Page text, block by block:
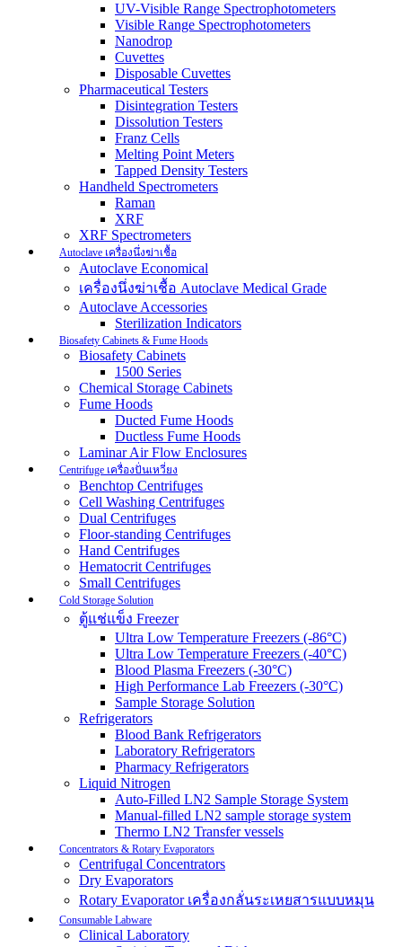
UV-Visible Range Spectrophotometers
Visible Range Spectrophotometers
Nanodrop
Cuvettes
Disposable Cuvettes
Pharmaceutical Testers
Disintegration Testers
Dissolution Testers
Franz Cells
Melting Point Meters
Tapped Density Testers
Handheld Spectrometers
Raman
XRF
XRF Spectrometers
Autoclave เครื่องนึ่งฆ่าเชื้อ
Autoclave Economical
เครื่องนึ่งฆ่าเชื้อ Autoclave Medical Grade
Autoclave Accessories
Sterilization Indicators
Biosafety Cabinets & Fume Hoods
Biosafety Cabinets
1500 Series
Chemical Storage Cabinets
Fume Hoods
Ducted Fume Hoods
Ductless Fume Hoods
Laminar Air Flow Enclosures
Centrifuge เครื่องปั่นเหวี่ยง
Benchtop Centrifuges
Cell Washing Centrifuges
Dual Centrifuges
Floor-standing Centrifuges
Hand Centrifuges
Hematocrit Centrifuges
Small Centrifuges
Cold Storage Solution
ตู้แช่แข็ง Freezer
Ultra Low Temperature Freezers (-86°C)
Ultra Low Temperature Freezers (-40°C)
Blood Plasma Freezers (-30°C)
High Performance Lab Freezers (-30°C)
Sample Storage Solution
Refrigerators
Blood Bank Refrigerators
Laboratory Refrigerators
Pharmacy Refrigerators
Liquid Nitrogen
Auto-Filled LN2 Sample Storage System
Manual-filled LN2 sample storage system
Thermo LN2 Transfer vessels
Concentrators & Rotary Evaporators
Centrifugal Concentrators
Dry Evaporators
Rotary Evaporator เครื่องกลั่นระเหยสารแบบหมุน
Consumable Labware
Clinical Laboratory